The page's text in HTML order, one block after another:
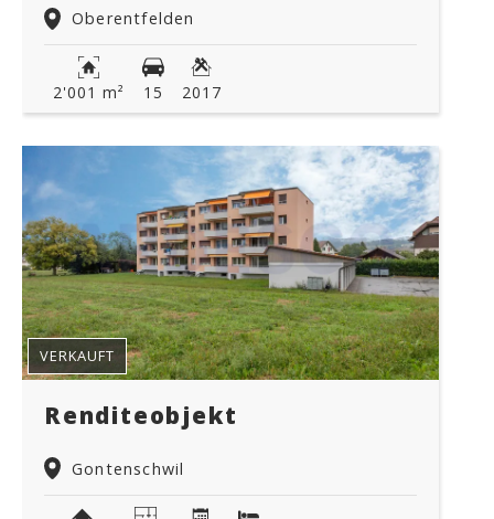
Oberentfelden
2'001 m² 15 2017
Renditeobjekt
Gontenschwil
VERKAUFT